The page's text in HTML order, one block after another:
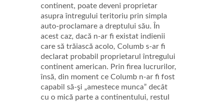
continent, poate deveni proprietar
asupra întregului teritoriu prin simpla
auto-proclamare a dreptului său. În
acest caz, dacă n-ar fi existat indienii
care să trăiască acolo, Columb s-ar fi
declarat probabil proprietarul întregului
continent american. Prin firea lucrurilor,
însă, din moment ce Columb n-ar fi fost
capabil să-şi „amestece munca” decât
cu o mică parte a continentului, restul